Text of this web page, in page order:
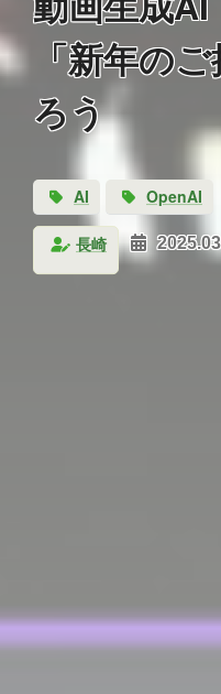
「新年の
ろう
AI OpenAI
長崎